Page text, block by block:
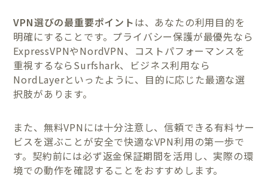
VPN選びの最重要ポイントは、あなたの利用目的を
明確にすることです。プライバシー保護が最優先なら
ExpressVPNやNordVPN、コストパフォーマンスを
重視するならSurfshark、ビジネス利用なら
NordLayerといったように、目的に応じた最適な選
択肢があります。
また、無料VPNには十分注意し、信頼できる有料サー
ビスを選ぶことが安全で快適なVPN利用の第一歩で
す。契約前には必ず返金保証期間を活用し、実際の環
境での動作を確認することをおすすめします。